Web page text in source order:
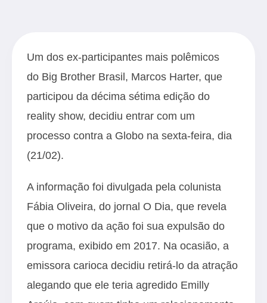
Um dos ex-participantes mais polêmicos
do Big Brother Brasil, Marcos Harter, que
participou da décima sétima edição do
reality show, decidiu entrar com um
processo contra a Globo na sexta-feira, dia
(21/02).
A informação foi divulgada pela colunista
Fábia Oliveira, do jornal O Dia, que revela
que o motivo da ação foi sua expulsão do
programa, exibido em 2017. Na ocasião, a
emissora carioca decidiu retirá-lo da atração
alegando que ele teria agredido Emilly